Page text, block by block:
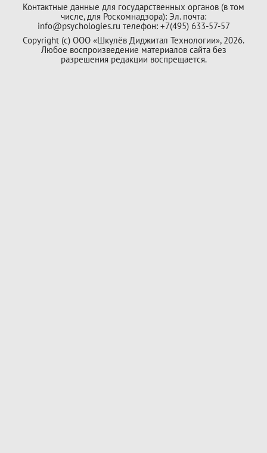
Контактные данные для государственных органов (в том
числе, для Роскомнадзора): Эл. почта:
info@psychologies.ru телефон: +7(495) 633-57-57
Copyright (с) ООО «Шкулёв Диджитал Технологии», 2026.
Любое воспроизведение материалов сайта без
разрешения редакции воспрещается.